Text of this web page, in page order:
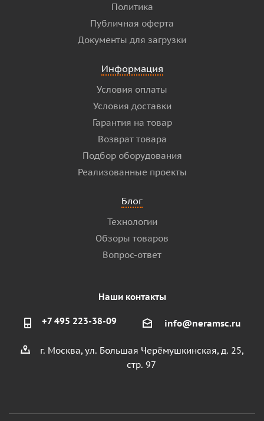
Политика
Публичная оферта
Документы для загрузки
Информация
Условия оплаты
Условия доставки
Гарантия на товар
Возврат товара
Подбор оборудования
Реализованные проекты
Блог
Технологии
Обзоры товаров
Вопрос-ответ
Наши контакты
+7 495 223-38-09 info@neramsc.ru
г. Москва, ул. Большая Черёмушкинская, д. 25,
стр. 97